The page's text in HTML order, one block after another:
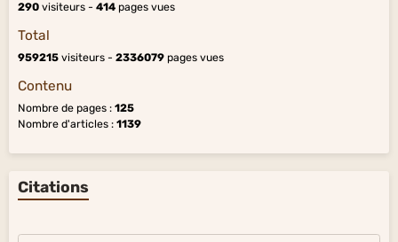
290 visiteurs - 414 pages vues
Total
959215 visiteurs - 2336079 pages vues
Contenu
Nombre de pages : 125
Nombre d'articles : 1139
Citations